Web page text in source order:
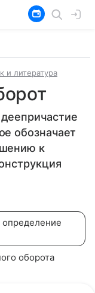
и литература
обозначает
к
определение
оборота